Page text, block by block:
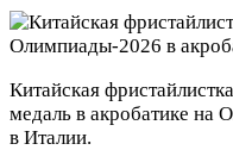
Китайская
медаль в акробатике на
в Италии.